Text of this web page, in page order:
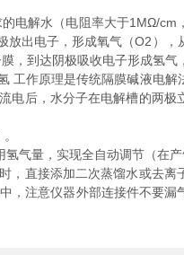
解水（电阻率大于1MΩ/cm
出电子，形成氧气（O2），
，到达阴极吸收电子形成氢气
工作原理是传统隔膜碱液电
后，水分子在电解槽的两极
气量，实现全自动调节（在产
直接添加二次蒸馏水或去离
，注意仪器外部连接件不要